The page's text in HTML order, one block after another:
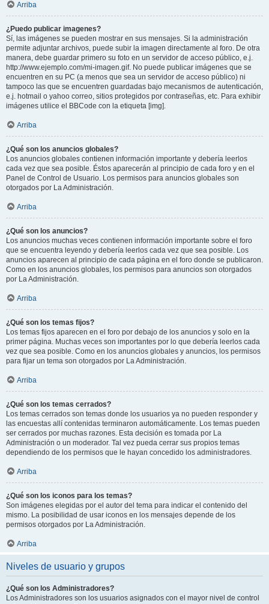
Arriba
¿Puedo publicar imagenes?
Sí, las imágenes se pueden mostrar en sus mensajes. Si la administración
permite adjuntar archivos, puede subir la imagen directamente al foro. De otra
manera, debe guardar primero su foto en un servidor de acceso público, e.j.
http://www.ejemplo.com/mi-imagen.gif. No puede publicar imágenes que se
encuentren en su PC (a menos que sea un servidor de acceso público) ni
tampoco las que se encuentren guardadas bajo mecanismos de autenticación,
e.j. hotmail o yahoo correo, sitios protegidos por contraseñas, etc. Para exhibir
imágenes utilice el BBCode con la etiqueta [img].
Arriba
¿Qué son los anuncios globales?
Los anuncios globales contienen información importante y debería leerlos
cada vez que sea posible. Éstos aparecerán al principio de cada foro y en el
Panel de Control de Usuario. Los permisos para anuncios globales son
otorgados por La Administración.
Arriba
¿Qué son los anuncios?
Los anuncios muchas veces contienen información importante sobre el foro
que se encuentra leyendo y debería leerlos cada vez que sea posible. Los
anuncios aparecen al principio de cada página en el foro donde se publicaron.
Como en los anuncios globales, los permisos para anuncios son otorgados
por La Administración.
Arriba
¿Qué son los temas fijos?
Los temas fijos aparecen en el foro por debajo de los anuncios y solo en la
primer página. Muchas veces son importantes por lo que debería leerlos cada
vez que sea posible. Como en los anuncios globales y anuncios, los permisos
para fijar un tema son otorgados por La Administración.
Arriba
¿Qué son los temas cerrados?
Los temas cerrados son temas donde los usuarios ya no pueden responder y
las encuestas allí contenidas terminaron automáticamente. Los temas pueden
ser cerrados por muchas razones. Esta decisión es tomada por La
Administración o un moderador. Tal vez pueda cerrar sus propios temas
dependiendo de los permisos que le hayan concedido los administradores.
Arriba
¿Qué son los iconos para los temas?
Son imágenes elegidas por el autor del tema para indicar el contenido del
mismo. La posibilidad de usar iconos en los mensajes depende de los
permisos otorgados por La Administración.
Arriba
Niveles de usuario y grupos
¿Qué son los Administradores?
Los Administradores son los usuarios asignados con el mayor nivel de control